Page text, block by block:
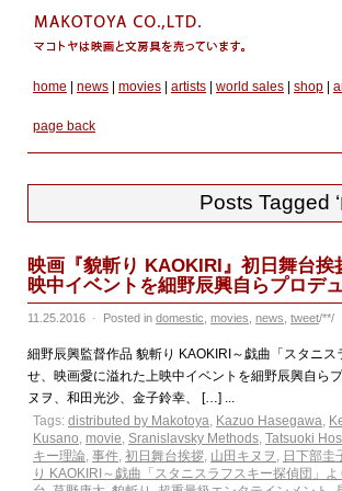
home news movies artists world sales shop
page back
Posts Tagged
映画『貌斬り KAOKIRI』初日舞台
映中イベントを細野辰興自らプロデュ
11.25.2016 · Posted in domestic movies news tweet/**/
細野辰興監督作品 貌斬り KAOKIRI～戯曲「スタニ
せ、映画愛に溢れた上映中イベントを細野辰興自ら
ヌヲ、和田光沙、金子鈴幸、 […] ...
Tags: distributed by Makotoya, Kazuo Hasegawa,
Kusano, movie, Sranislavsky Methods, Tatsuoki
キー理論, 事件, 初日舞台挨拶, 山田キヌヲ , 日下部圭
り KAOKIRI～戯曲「スタニスラフスキー探偵団」よ